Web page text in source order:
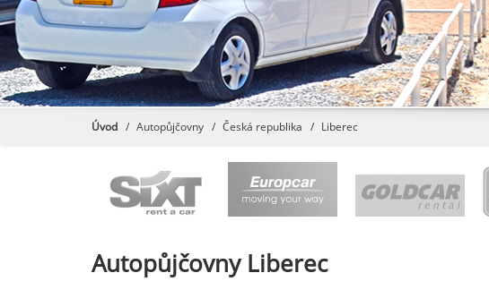
Úvod Autopůjčovny Česká republika Liberec
AutopůjčovnyLiberec